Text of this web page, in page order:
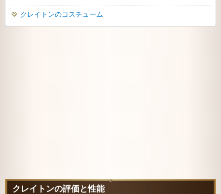
クレイトンのコスチューム
クレイトンの評価と性能